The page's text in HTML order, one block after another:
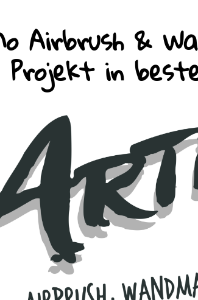
Airbrush &
Projekt in